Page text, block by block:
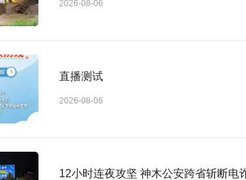
2026-08-06
直播测试
2026-08-06
12小时连夜攻坚 神木公安跨省斩断电